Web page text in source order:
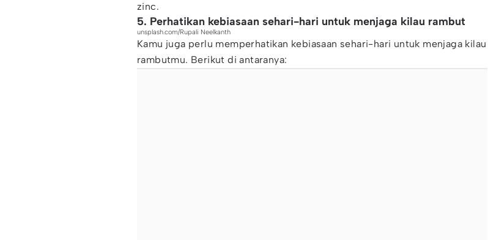
zinc.
5. Perhatikan kebiasaan sehari-hari untuk menjaga kilau rambut
unsplash.com/Rupali Neelkanth
Kamu juga perlu memperhatikan kebiasaan sehari-hari untuk menjaga kilau
rambutmu. Berikut di antaranya: